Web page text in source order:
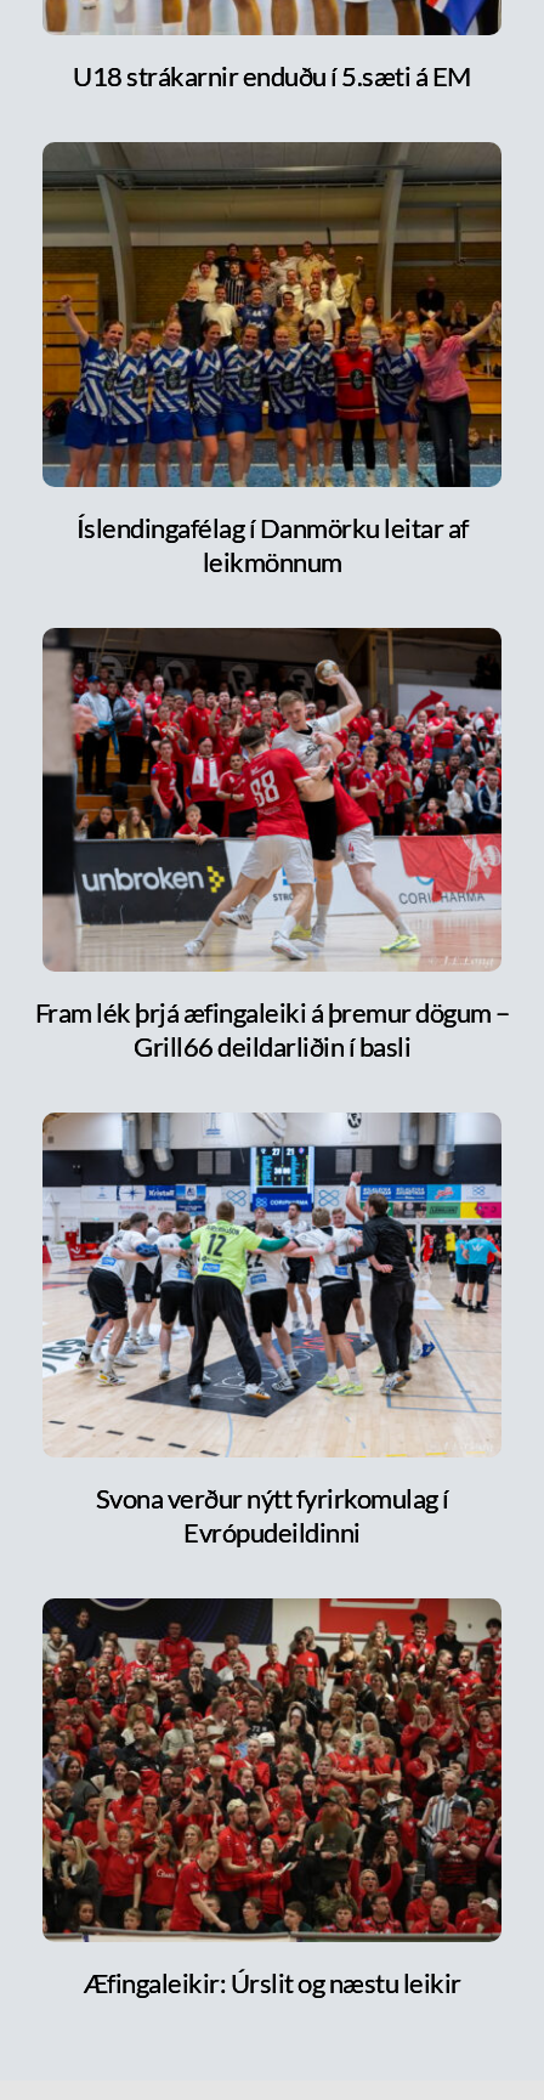
U18 strákarnir enduðu í 5.sæti á EM
Íslendingafélag í Danmörku leitar af
leikmönnum
Fram lék þrjá æfingaleiki á þremur dögum –
Grill66 deildarliðin í basli
Svona verður nýtt fyrirkomulag í
Evrópudeildinni
Æfingaleikir: Úrslit og næstu leikir